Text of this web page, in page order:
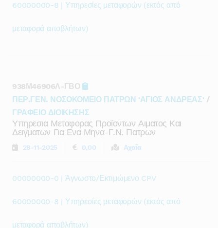
60000000-8 | Υπηρεσίες μεταφορών (εκτός από
μεταφορά αποβλήτων)
938Μ46906Λ-ΓΒΟ
ΠΕΡ.ΓΕΝ. ΝΟΣΟΚΟΜΕΙΟ ΠΑΤΡΩΝ 'ΑΓΙΟΣ ΑΝΔΡΕΑΣ' /
ΓΡΑΦΕΙΟ ΔΙΟΙΚΗΣΗΣ
Υπηρεσια Μεταφορας Προϊοντων Αιματος Και
Δειγματων Για Ενα Μηνα-Γ.ν. Πατρων
28-11-2025 0,00 Αχαΐα
00000000-0 | Άγνωστο/Εκτιμώμενο CPV
60000000-8 | Υπηρεσίες μεταφορών (εκτός από
μεταφορά αποβλήτων)